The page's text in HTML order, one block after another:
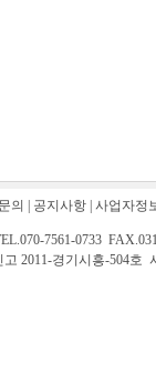
의 공지사항 사업자정
7561-0733
2011-경기시흥-504호